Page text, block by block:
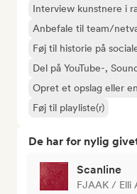
Interview kunstnere i
Anbefale til team/
Føj til historie på
Del på YouTube-,
Opret et opslag eller
Føj til playliste(r)
De har for nylig
Scanline
FJAAK / Elli